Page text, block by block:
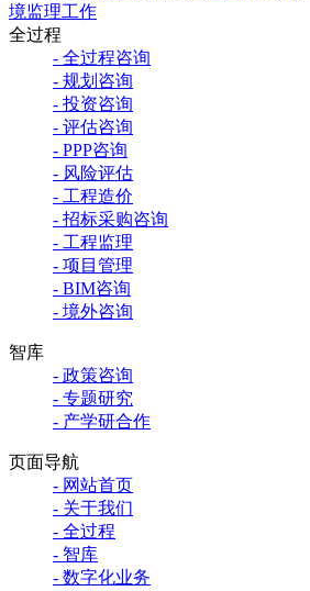
境监理工作
全过程
- 全过程咨询
- 规划咨询
- 投资咨询
- 评估咨询
- PPP咨询
- 风险评估
- 工程造价
- 招标采购咨询
- 工程监理
- 项目管理
- BIM咨询
- 境外咨询
智库
- 政策咨询
- 专题研究
- 产学研合作
页面导航
- 网站首页
- 关于我们
- 全过程
- 智库
- 数字化业务